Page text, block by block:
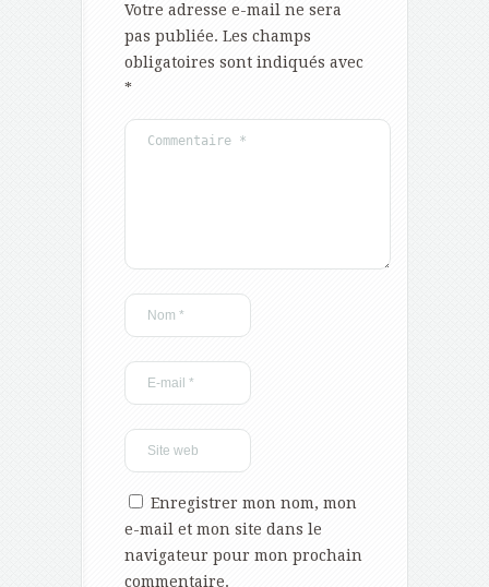
Votre adresse e-mail ne sera
pas publiée. Les champs
obligatoires sont indiqués avec
*
Enregistrer mon nom, mon
e-mail et mon site dans le
navigateur pour mon prochain
commentaire.